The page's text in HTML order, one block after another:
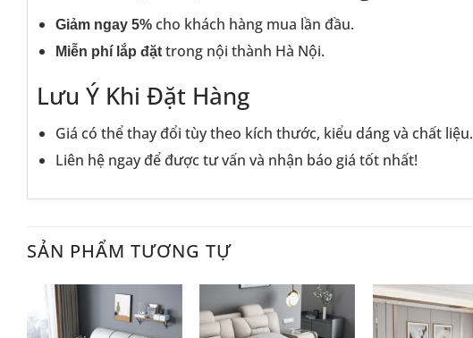
Giảm ngay 5%cho khách hàng mua lần đầu.
Miễn phí lắp đặttrong nội thành Hà Nội.
Lưu Ý Khi Đặt Hàng
Giá có thể thay đổi tùy theo kích thước, kiểu dáng và chất liệu.
Liên hệ ngay để được tư vấn và nhận báo giá tốt nhất!
SẢN PHẨM TƯƠNG TỰ